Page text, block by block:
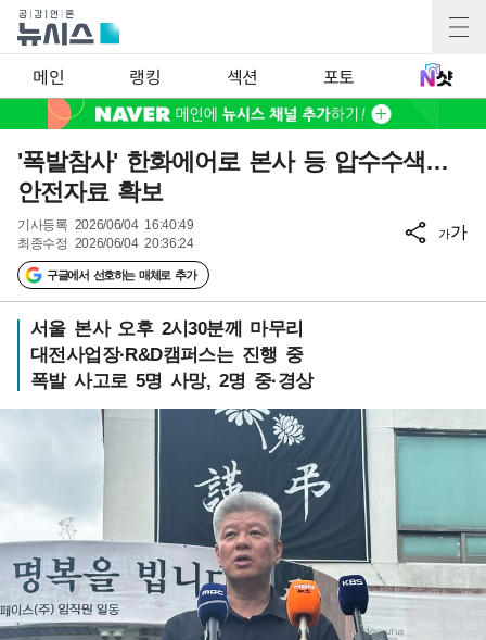
메인 랭킹 섹션 포토
'폭발참사' 한화에어로 본사 등 압수수색…
안전자료 확보
기사등록 2026/06/04 16:40:49
최종수정 2026/06/04 20:36:24
구글에서 선호하는 매체로 추가
가가
서울 본사 오후 2시30분께 마무리
대전사업장·R&D캠퍼스는 진행 중
폭발 사고로 5명 사망, 2명 중·경상